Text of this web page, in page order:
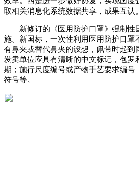
取相关消息化系统数据共享，成果互认。
新修订的《医用防护口罩》强制性
施。新国标，一次性利用医用防护口罩
有鼻夹或替代鼻夹的设想，佩带时起到
发卖单位应具有清晰的中文标记，包罗
期；施行尺度编号或产物手艺要求编号
符号等。